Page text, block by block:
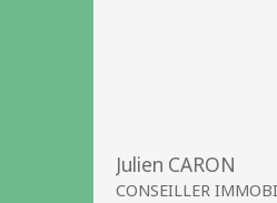
Julien CARON
CONSEILLER